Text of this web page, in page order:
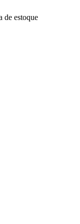
de estoque